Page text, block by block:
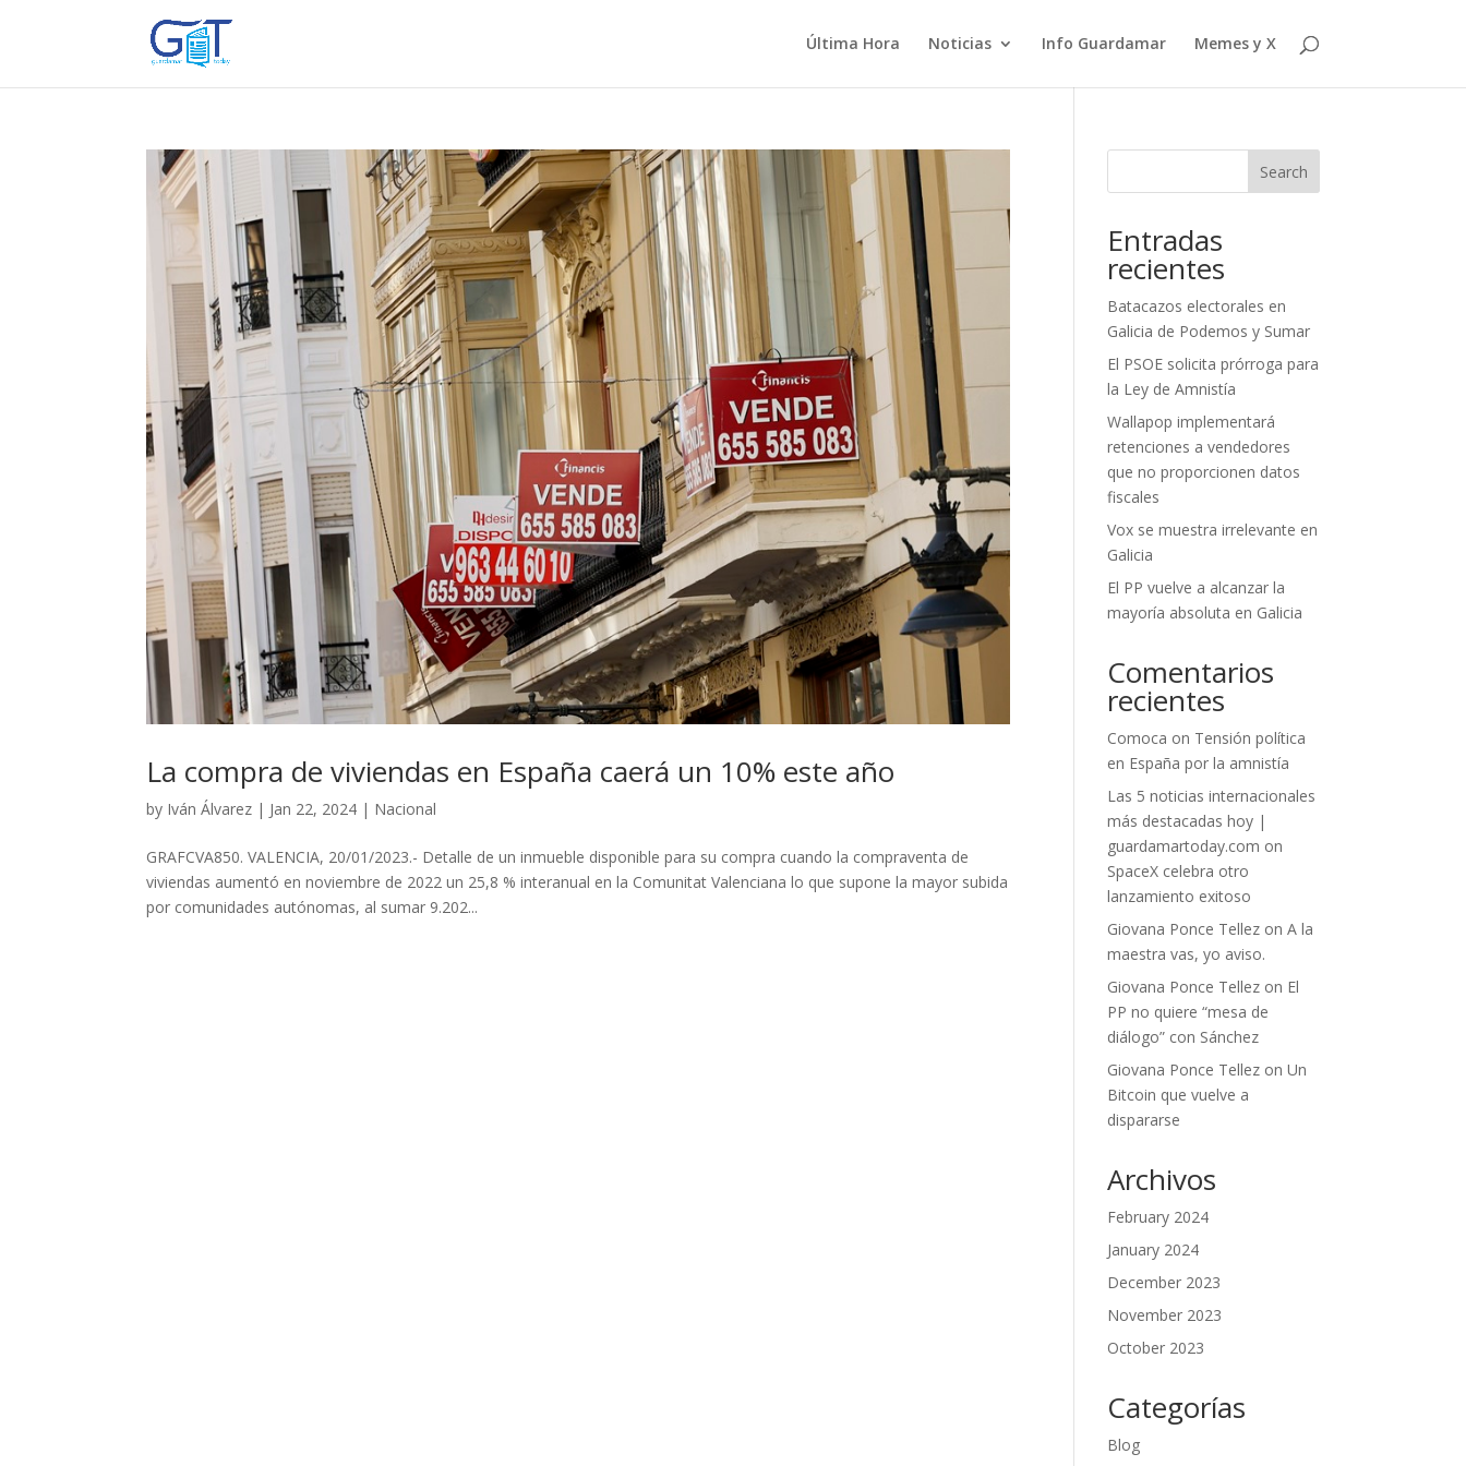
Última Hora Noticias Info Guardamar Memes y X
La compra de viviendas en España caerá un 10% este año
by Iván Álvarez | Jan 22, 2024 | Nacional
GRAFCVA850. VALENCIA, 20/01/2023.- Detalle de un inmueble disponible para su compra cuando la compraventa de
viviendas aumentó en noviembre de 2022 un 25,8 % interanual en la Comunitat Valenciana lo que supone la mayor subida
por comunidades autónomas, al sumar 9.202...
Search
Entradas
recientes
Batacazos electorales en
Galicia de Podemos y Sumar
El PSOE solicita prórroga para
la Ley de Amnistía
Wallapop implementará
retenciones a vendedores
que no proporcionen datos
fiscales
Vox se muestra irrelevante en
Galicia
El PP vuelve a alcanzar la
mayoría absoluta en Galicia
Comentarios
recientes
Comoca on Tensión política
en España por la amnistía
Las 5 noticias internacionales
más destacadas hoy |
guardamartoday.com on
SpaceX celebra otro
lanzamiento exitoso
Giovana Ponce Tellez onA la
maestra vas, yo aviso.
Giovana Ponce Tellez on El
PP no quiere “mesa de
diálogo” con Sánchez
Giovana Ponce Tellez onUn
Bitcoin que vuelve a
dispararse
Archivos
February 2024
January 2024
December 2023
November 2023
October 2023
Categorías
Blog